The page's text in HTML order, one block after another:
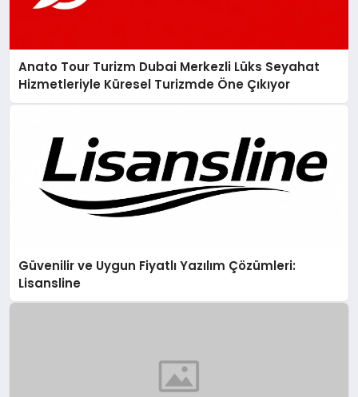
Anato Tour Turizm Dubai Merkezli Lüks Seyahat
Hizmetleriyle Küresel Turizmde Öne Çıkıyor
Güvenilir ve Uygun Fiyatlı Yazılım Çözümleri:
Lisansline